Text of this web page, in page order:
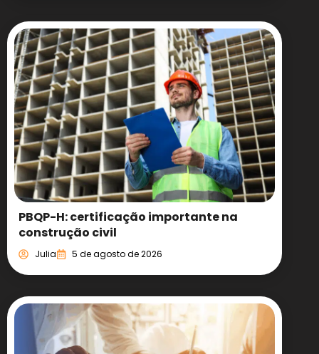
PBQP-H: certificação importante na
construção civil
Julia 5 de agosto de 2026